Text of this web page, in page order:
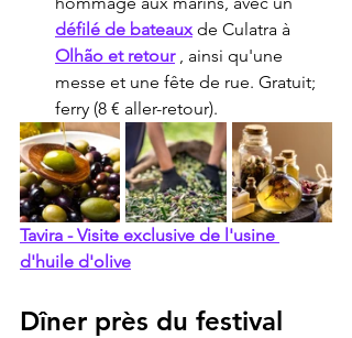
défilé de bateaux de Culatra à
Olhão et retour , ainsi qu'une
messe et une fête de rue. Gratuit;
ferry (8 € aller-retour).
Tavira - Visite exclusive de l'usine
d'huile d'olive
Dîner près du festival